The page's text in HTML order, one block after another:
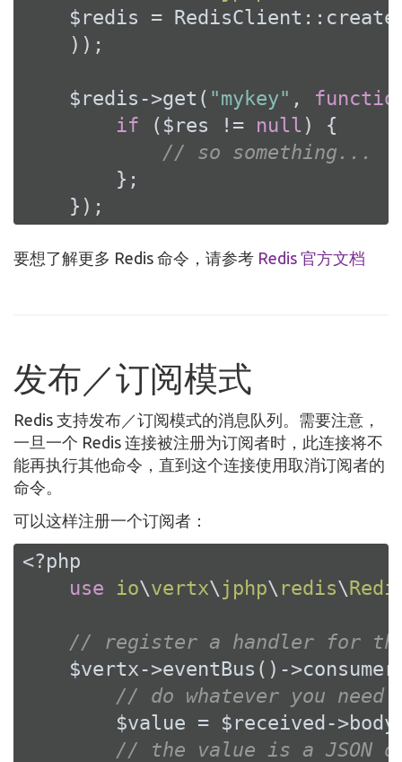
$redis =
    ));
    $redis->get(
"mykey" ,
if ($res != null ) {
// so something...
        };
    });
要想了解更多 Redis 命令，请参考 Redis 官方文档
发布／订阅模式
Redis 支持发布／订阅模式的消息队列。需要注意，
一旦一个 Redis 连接被注册为订阅者时，此连接将不
能再执行其他命令，直到这个连接使用取消订阅者的
命令。
可以这样注册一个订阅者：
<?php
use
io\vertx\ jphp\ redis\
// register a handler for the
$vertx->eventBus()-
// do whatever you need
$value = $received-
// the value is a JSON